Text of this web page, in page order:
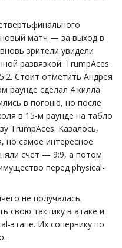
матч — за выход в
зрители увидели
развязкой. TrumpAces
Стоит отметить Андрея
раунде сделал 4 килла
в погоню, но после
в 15-м раунде на табло
TrumpAces. Казалось,
но самое интересное
счет — 9:9, а потом
перед physical-
не получалась.
свою тактику в атаке и
этапе. Их сопернику по